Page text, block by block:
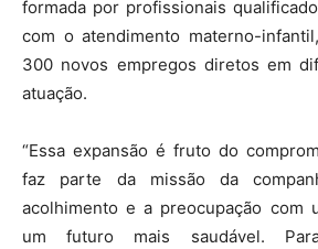
formada por profissionais
com o atendimento materno-
300 novos empregos diretos em
atuação.
“Essa expansão é fruto do
faz parte da missão da
acolhimento e a preocupação com
um futuro mais saudável.